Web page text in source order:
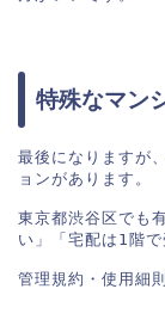
特殊なマン
最後になりますが
ョンがあります。
東京都渋谷区でも
い」「宅配は1階
管理規約・使用細